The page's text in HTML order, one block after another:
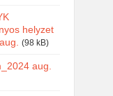
helyzet
(98 kB)
aug.